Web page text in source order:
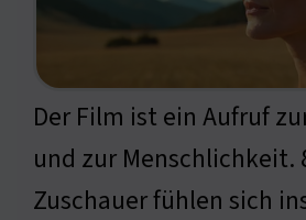
Der Film ist ein Aufruf
und zur Menschlichkeit.
Zuschauer fühlen sich